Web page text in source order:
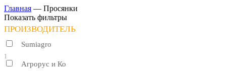
Главная — Просянки
Показать фильтры
ПРОИЗВОДИТЕЛЬ
Sumiagro
1
Агрорус и Ко